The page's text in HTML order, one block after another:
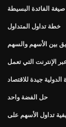
الفائدة البسيطة
خطة تداول المتداول
بين الأسهم والسهم
الإنترنت التي تعمل
الدولية جيدة للاقتصاد
حل الفضة واحد